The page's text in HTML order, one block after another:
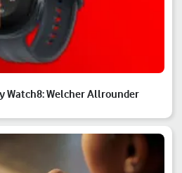
Watch8: Welcher Allrounder